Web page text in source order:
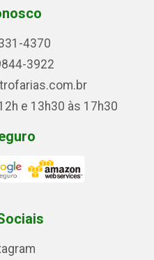
4370
3922
e 13h30 às 17h30